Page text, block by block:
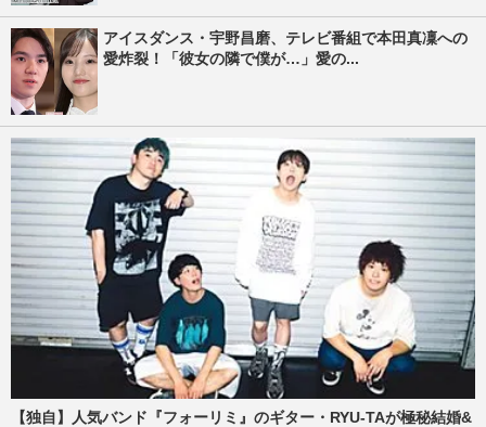
アイスダンス・宇野昌磨、テレビ番組で本田真凜への
愛炸裂！「彼女の隣で僕が…」愛の...
【独自】人気バンド『フォーリミ』のギター・RYU-TAが極秘結婚&